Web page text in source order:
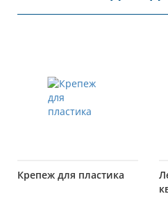
Крепеж для пластика